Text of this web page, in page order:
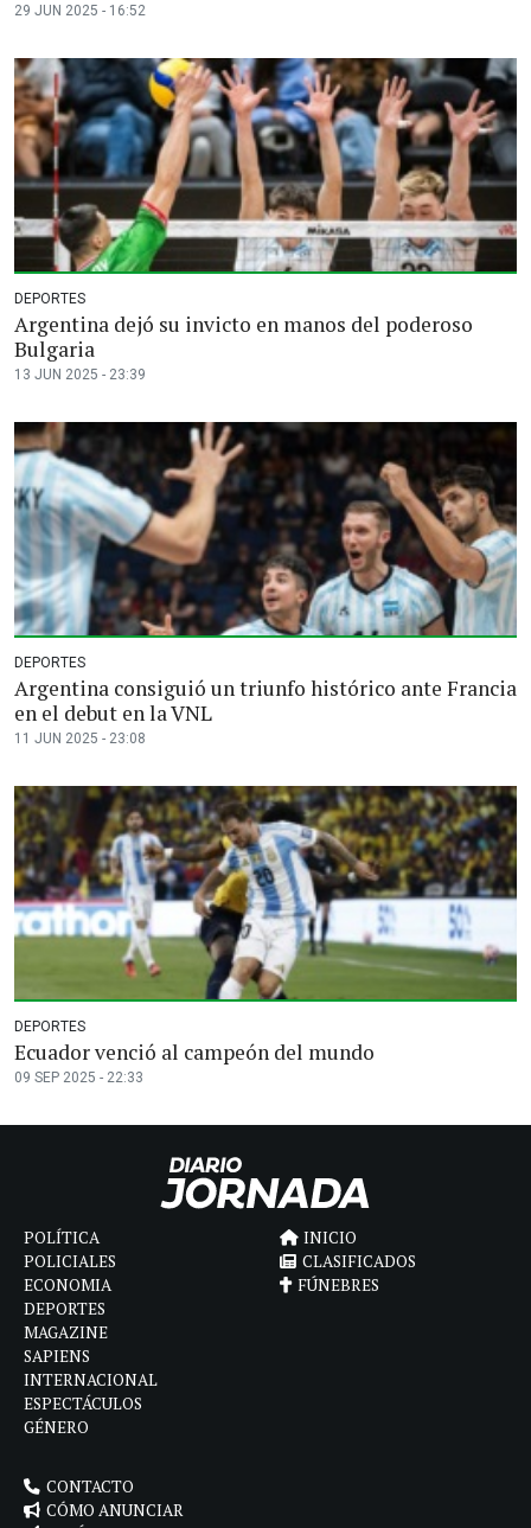
29 JUN 2025 - 16:52
DEPORTES
Argentina dejó su invicto en manos del poderoso
Bulgaria
13 JUN 2025 - 23:39
DEPORTES
Argentina consiguió un triunfo histórico ante Francia
en el debut en la VNL
11 JUN 2025 - 23:08
DEPORTES
Ecuador venció al campeón del mundo
09 SEP 2025 - 22:33
POLÍTICA
POLICIALES
ECONOMIA
DEPORTES
MAGAZINE
SAPIENS
INTERNACIONAL
ESPECTÁCULOS
GÉNERO
INICIO
CLASIFICADOS
FÚNEBRES
CONTACTO
CÓMO ANUNCIAR